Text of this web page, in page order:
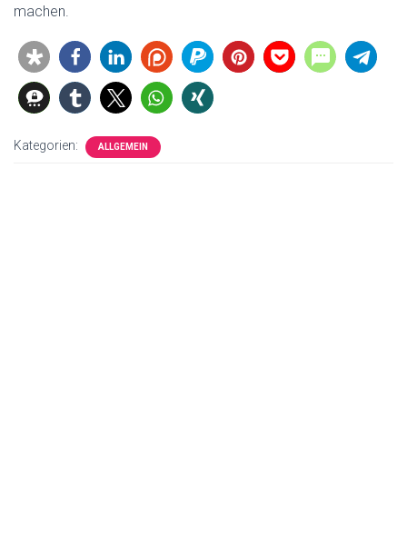
machen.
Kategorien: ALLGEMEIN